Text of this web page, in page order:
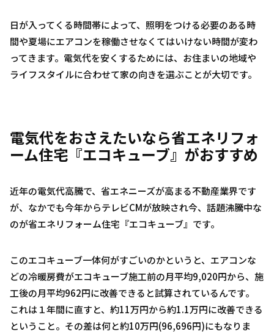
日が入ってくる時間帯によって、照明をつける必要のある時
間や夏場にエアコンを稼働させなくてはいけない時間が変わ
ってきます。電気代を安くするためには、お住まいの地域や
ライフスタイルに合わせて家の向きを選ぶことが大切です。
電気代をおさえたいなら省エネリフォ
ーム住宅『エコキューブ』がおすすめ
近年の電気代高騰で、省エネニーズが高まる不動産業界です
が、なかでも今年からテレビCMが放映され今、話題沸騰中な
のが省エネリフォーム住宅『エコキューブ』です。
このエコキューブ一体何がすごいのかというと、エアコンな
どの冷暖房費がエコキューブ施工前の月平均9,020円から、施
工後の月平均962円に改善できると試算されているんです。
これは１年間に直すと、約11万円から約1.1万円に改善できる
ということ。その差は何と約10万円(96,696円)にもなりま